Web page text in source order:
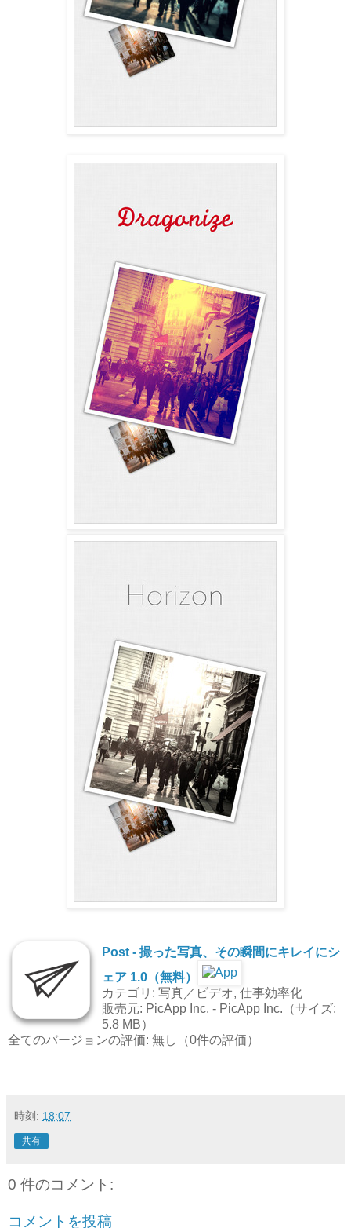
Post - 撮った写真、その瞬間にキレイにシ
ェア 1.0（無料）
カテゴリ: 写真／ビデオ, 仕事効率化
販売元: PicApp Inc. - PicApp Inc.（サイズ:
5.8 MB）
全てのバージョンの評価: 無し（0件の評価）
時刻: 18:07
共有
0 件のコメント:
コメントを投稿